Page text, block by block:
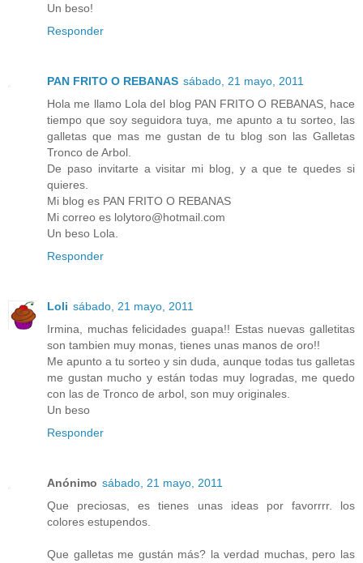
Un beso!
Responder
PAN FRITO O REBANAS sábado, 21 mayo, 2011
Hola me llamo Lola del blog PAN FRITO O REBANAS, hace
tiempo que soy seguidora tuya, me apunto a tu sorteo, las
galletas que mas me gustan de tu blog son las Galletas
Tronco de Arbol.
De paso invitarte a visitar mi blog, y a que te quedes si
quieres.
Mi blog es PAN FRITO O REBANAS
Mi correo es lolytoro@hotmail.com
Un beso Lola.
Responder
Loli sábado, 21 mayo, 2011
Irmina, muchas felicidades guapa!! Estas nuevas galletitas
son tambien muy monas, tienes unas manos de oro!!
Me apunto a tu sorteo y sin duda, aunque todas tus galletas
me gustan mucho y están todas muy logradas, me quedo
con las de Tronco de arbol, son muy originales.
Un beso
Responder
Anónimo sábado, 21 mayo, 2011
Que preciosas, es tienes unas ideas por favorrrr. los
colores estupendos.
Que galletas me gustán más? la verdad muchas, pero las